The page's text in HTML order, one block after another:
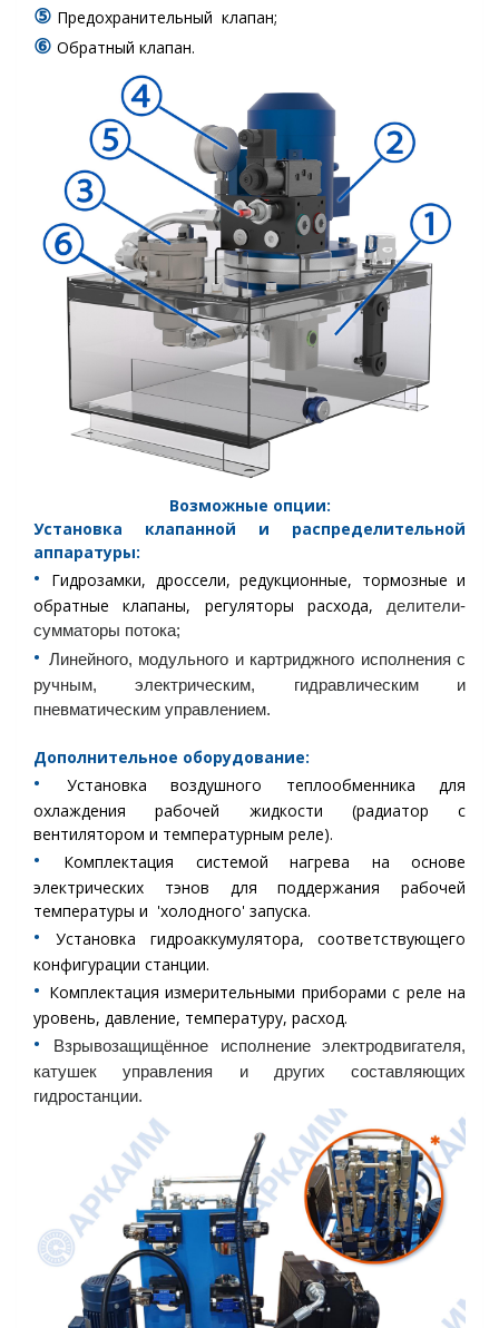
⑤ Предохранительный клапан;
⑥ Обратный клапан.
Возможные опции:
Установка клапанной и распределительной
аппаратуры:
•︎
Гидрозамки, дроссели, редукционные, тормозные и
обратные клапаны, регуляторы расхода,
делители-
сумматоры потока;
•︎ Линейного, модульного и картриджного исполнения с
ручным, электрическим, гидравлическим и
пневматическим управлением.
Дополнительное оборудование:
•︎
Установка воздушного теплообменника для
охлаждения рабочей жидкости (радиатор с
вентилятором и температурным реле).
•︎
Комплектация системой нагрева на основе
электрических тэнов для поддержания рабочей
температуры и 'холодного' запуска.
•︎
Установка гидроаккумулятора, соответствующего
конфигурации станции.
•︎ Комплектация измерительными приборами с реле на
уровень, давление, температуру, расход.
•︎
Взрывозащищённое исполнение электродвигателя,
катушек управления и других составляющих
гидростанции.